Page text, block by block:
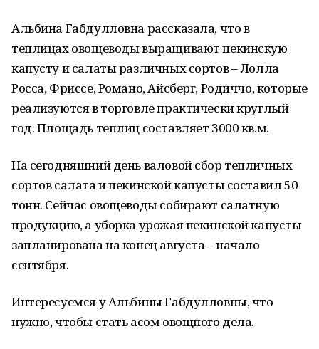
Альбина Габдулловна рассказала, что в
теплицах овощеводы выращивают пекинскую
капусту и салаты различных сортов – Лолла
Росса, Фриссе, Романо, Айсберг, Родиччо, которые
реализуются в торговле практически круглый
год. Площадь теплиц составляет 3000 кв.м.
На сегодняшний день валовой сбор тепличных
сортов салата и пекинской капусты составил 50
тонн. Сейчас овощеводы собирают салатную
продукцию, а уборка урожая пекинской капусты
запланирована на конец августа – начало
сентября.
Интересуемся у Альбины Габдулловны, что
нужно, чтобы стать асом овощного дела.